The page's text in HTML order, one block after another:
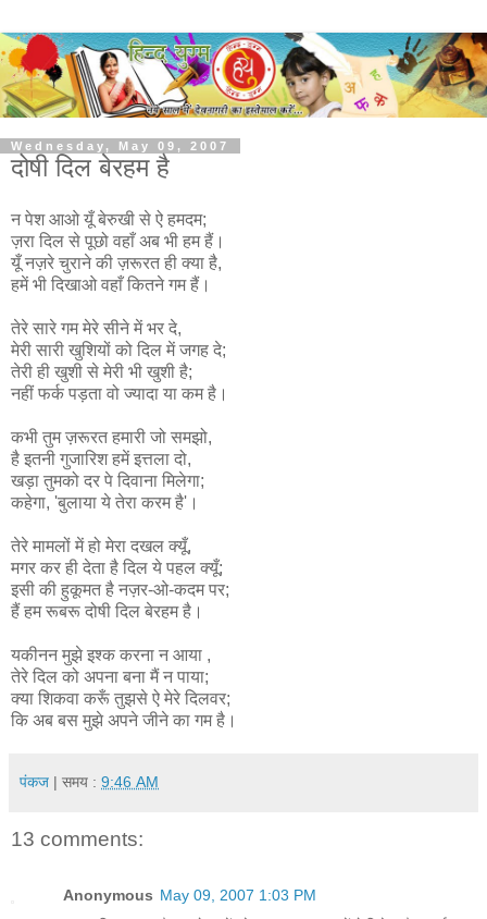
Wednesday, May 09, 2007
दोषी दिल बेरहम है
न पेश आओ यूँ बेरुखी से ऐ हमदम;
ज़रा दिल से पूछो वहाँ अब भी हम हैं।
यूँ नज़रे चुराने की ज़रूरत ही क्या है,
हमें भी दिखाओ वहाँ कितने गम हैं।
तेरे सारे गम मेरे सीने में भर दे,
मेरी सारी खुशियों को दिल में जगह दे;
तेरी ही खुशी से मेरी भी खुशी है;
नहीं फर्क पड़ता वो ज्यादा या कम है।
कभी तुम ज़रूरत हमारी जो समझो,
है इतनी गुजारिश हमें इत्तला दो,
खड़ा तुमको दर पे दिवाना मिलेगा;
कहेगा, 'बुलाया ये तेरा करम है'।
तेरे मामलों में हो मेरा दखल क्यूँ,
मगर कर ही देता है दिल ये पहल क्यूँ;
इसी की हुकूमत है नज़र-ओ-कदम पर;
हैं हम रूबरू दोषी दिल बेरहम है।
यकीनन मुझे इश्क करना न आया ,
तेरे दिल को अपना बना मैं न पाया;
क्या शिकवा करूँ तुझसे ऐ मेरे दिलवर;
कि अब बस मुझे अपने जीने का गम है।
पंकज | समय : 9:46 AM
13 comments:
Anonymous May 09, 2007 1:03 PM